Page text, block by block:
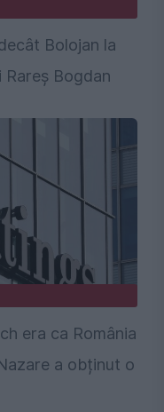
Bolojan la
Rareș Bogdan
era ca România
a obținut o